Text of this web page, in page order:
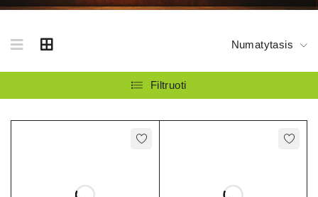
Numatytasis
Filtruoti